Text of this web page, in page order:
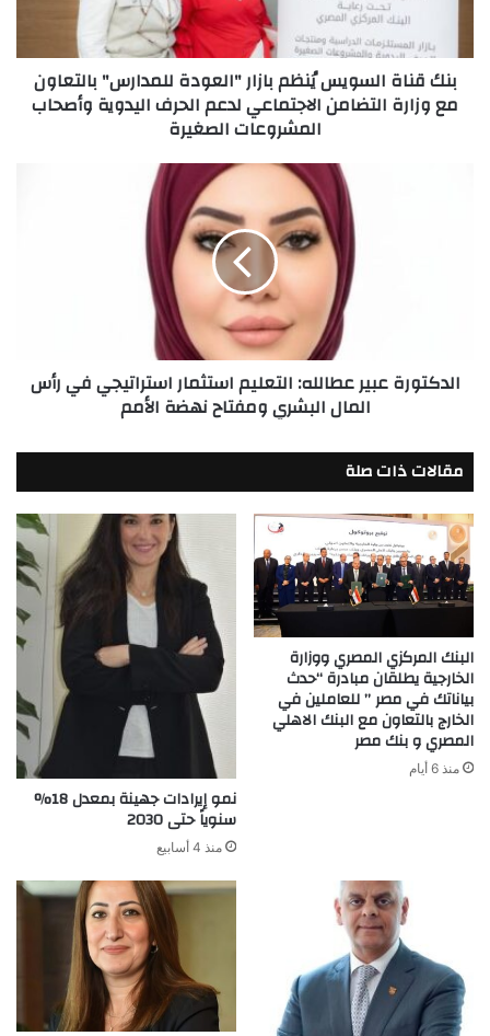
مع
وزارة
التضامن
بنك قناة السويس يُنظم بازار "العودة للمدارس" بالتعاون
مع وزارة التضامن الاجتماعي لدعم الحرف اليدوية وأصحاب
المشروعات الصغيرة
البشري
الأمم
الدكتورة عبير عطالله: التعليم استثمار استراتيجي في رأس
المال البشري ومفتاح نهضة الأمم
مقالات ذات صلة
البنك المركزي المصري ووزارة
الخارجية يطلقان مبادرة “حدث
بياناتك في مصر ” للعاملين في
الخارج بالتعاون مع البنك الاهلي
المصري و بنك مصر
منذ 6 أيام
نمو إيرادات جهينة بمعدل 18%
سنوياً حتى 2030
منذ 4 أسابيع